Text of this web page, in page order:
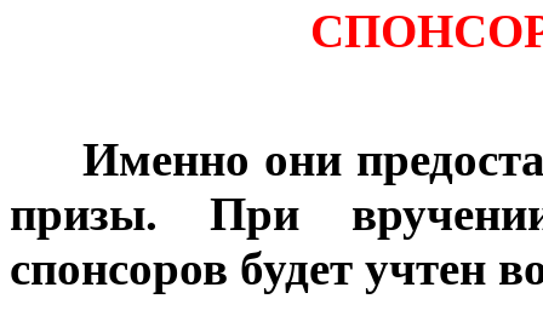
Именно они
призы. При
спонсоров будет учтен